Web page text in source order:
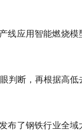
应用智能燃烧模
判断，再根据高低
布了钢铁行业全域